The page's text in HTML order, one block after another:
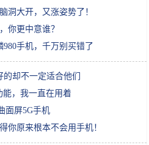
洞大开，又涨姿势了！
你更中意谁？
手机，千万别买错了
却不一定适合他们
能，我一直在用着
面屏5G手机
你原来根本不会用手机！